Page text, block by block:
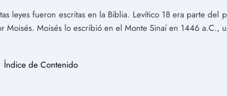
leyes fueron escritas en la Biblia. Levítico 18 era parte
Moisés. Moisés lo escribió en el Monte Sinaí en 1446 a.C.,
Índice de Contenido